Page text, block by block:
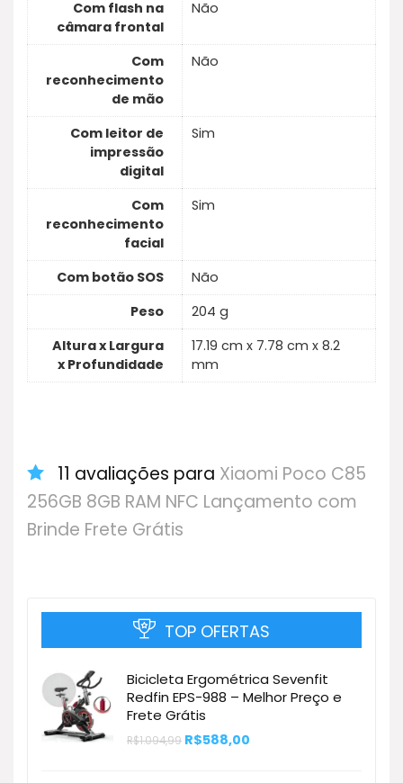
Com flash na
câmara frontal
Não
Com
reconhecimento
de mão
Não
Com leitor de
impressão
digital
Sim
Com
reconhecimento
facial
Sim
Com botão SOS
Não
Peso
204 g
Altura x Largura
x Profundidade
17.19 cm x 7.78 cm x 8.2
mm
11 avaliações para Xiaomi Poco C85
256GB 8GB RAM NFC Lançamento com
Brinde Frete Grátis
TOP OFERTAS
Bicicleta Ergométrica Sevenfit
Redfin EPS-988 – Melhor Preço e
Frete Grátis
R$1.094,99 O
R$588,00